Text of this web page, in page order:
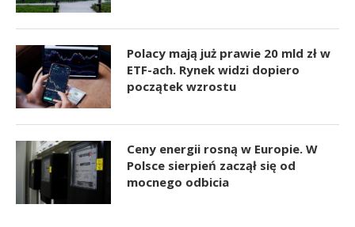
Polacy mają już prawie 20 mld zł w
ETF-ach. Rynek widzi dopiero
początek wzrostu
Ceny energii rosną w Europie. W
Polsce sierpień zaczął się od
mocnego odbicia